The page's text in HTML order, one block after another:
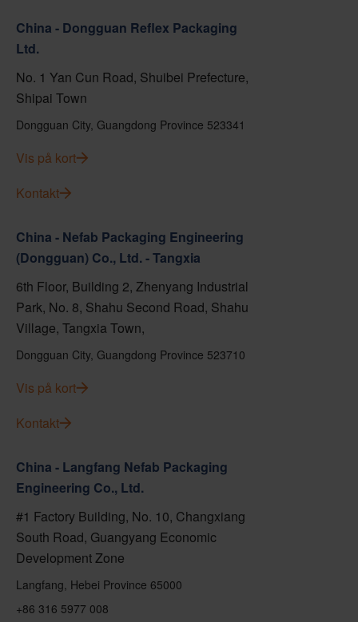
China - Dongguan Reflex Packaging
Ltd.
No. 1 Yan Cun Road, Shuibei Prefecture,
Shipai Town
Dongguan City, Guangdong Province 523341
Vis på kort
Kontakt
China - Nefab Packaging Engineering
(Dongguan) Co., Ltd. - Tangxia
6th Floor, Building 2, Zhenyang Industrial
Park, No. 8, Shahu Second Road, Shahu
Village, Tangxia Town,
Dongguan City, Guangdong Province 523710
Vis på kort
Kontakt
China - Langfang Nefab Packaging
Engineering Co., Ltd.
#1 Factory Building, No. 10, Changxiang
South Road, Guangyang Economic
Development Zone
Langfang, Hebei Province 65000
+86 316 5977 008